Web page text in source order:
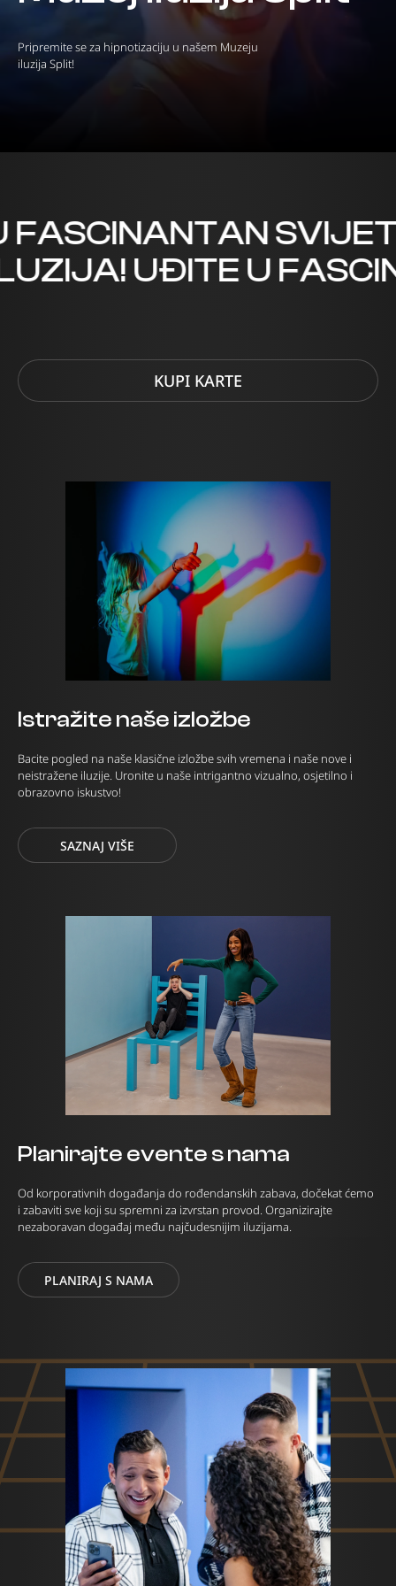
Pripremite se za hipnotizaciju u našem Muzeju
iluzija Split!
SVIJET
UĐITE U
KUPI KARTE
Istražite naše izložbe
Bacite pogled na naše klasične izložbe svih vremena i naše nove i
neistražene iluzije. Uronite u naše intrigantno vizualno, osjetilno i
obrazovno iskustvo!
SAZNAJ VIŠE
Planirajte evente s nama
Od korporativnih događanja do rođendanskih zabava, dočekat ćemo
i zabaviti sve koji su spremni za izvrstan provod. Organizirajte
nezaboravan događaj među najčudesnijim iluzijama.
PLANIRAJ S NAMA